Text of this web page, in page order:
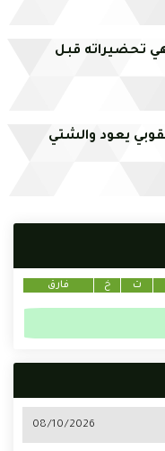
تحضيراته قبل
يعود والشتي
ت خ فارق